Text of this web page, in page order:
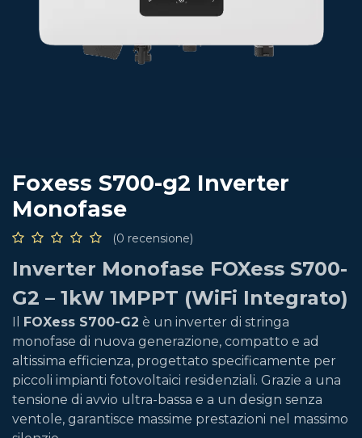
Foxess S700-g2 Inverter
Monofase
(0 recensione)
Inverter Monofase FOXess S700-
G2 – 1kW 1MPPT (WiFi Integrato)
Il FOXess S700-G2 è un inverter di stringa
monofase di nuova generazione, compatto e ad
altissima efficienza, progettato specificamente per
piccoli impianti fotovoltaici residenziali. Grazie a una
tensione di avvio ultra-bassa e a un design senza
ventole, garantisce massime prestazioni nel massimo